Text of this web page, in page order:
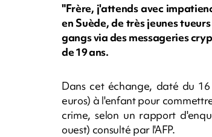
"Frère, j'attends avec
en Suède, de très jeunes
gangs via des messageries
de 19 ans.
Dans cet échange, daté du
euros) à l'enfant pour
crime, selon un rapport
ouest) consulté par l'AFP.